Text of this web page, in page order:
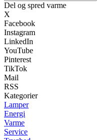
Del og spred varme
X
Facebook
Instagram
LinkedIn
YouTube
Pinterest
TikTok
Mail
RSS
Kategorier
Lamper
Energi
Varme
Service